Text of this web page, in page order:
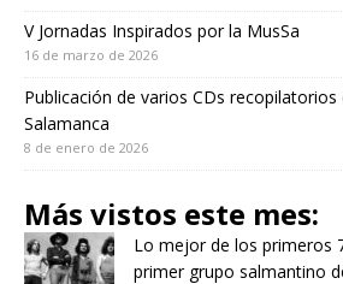
V Jornadas Inspirados por la MusSa
16 de marzo de 2026
Publicación de varios CDs
Salamanca
8 de enero de 2026
Más vistos este mes:
Lo mejor de los primeros
primer grupo salmantino